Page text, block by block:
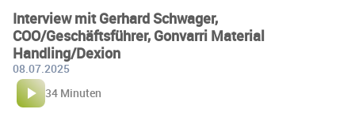
Interview mit Gerhard Schwager,
COO/Geschäftsführer, Gonvarri Material
Handling/Dexion
08.07.2025
34 Minuten